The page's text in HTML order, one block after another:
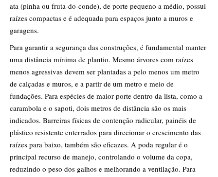
ata (pinha ou fruta-do-conde), de porte pequeno a médio, possui
raízes compactas e é adequada para espaços junto a muros e
garagens.
Para garantir a segurança das construções, é fundamental manter
uma distância mínima de plantio. Mesmo árvores com raízes
menos agressivas devem ser plantadas a pelo menos um metro
de calçadas e muros, e a partir de um metro e meio de
fundações. Para espécies de maior porte dentro da lista, como a
carambola e o sapoti, dois metros de distância são os mais
indicados. Barreiras físicas de contenção radicular, painéis de
plástico resistente enterrados para direcionar o crescimento das
raízes para baixo, também são eficazes. A poda regular é o
principal recurso de manejo, controlando o volume da copa,
reduzindo o peso dos galhos e melhorando a ventilação. Para